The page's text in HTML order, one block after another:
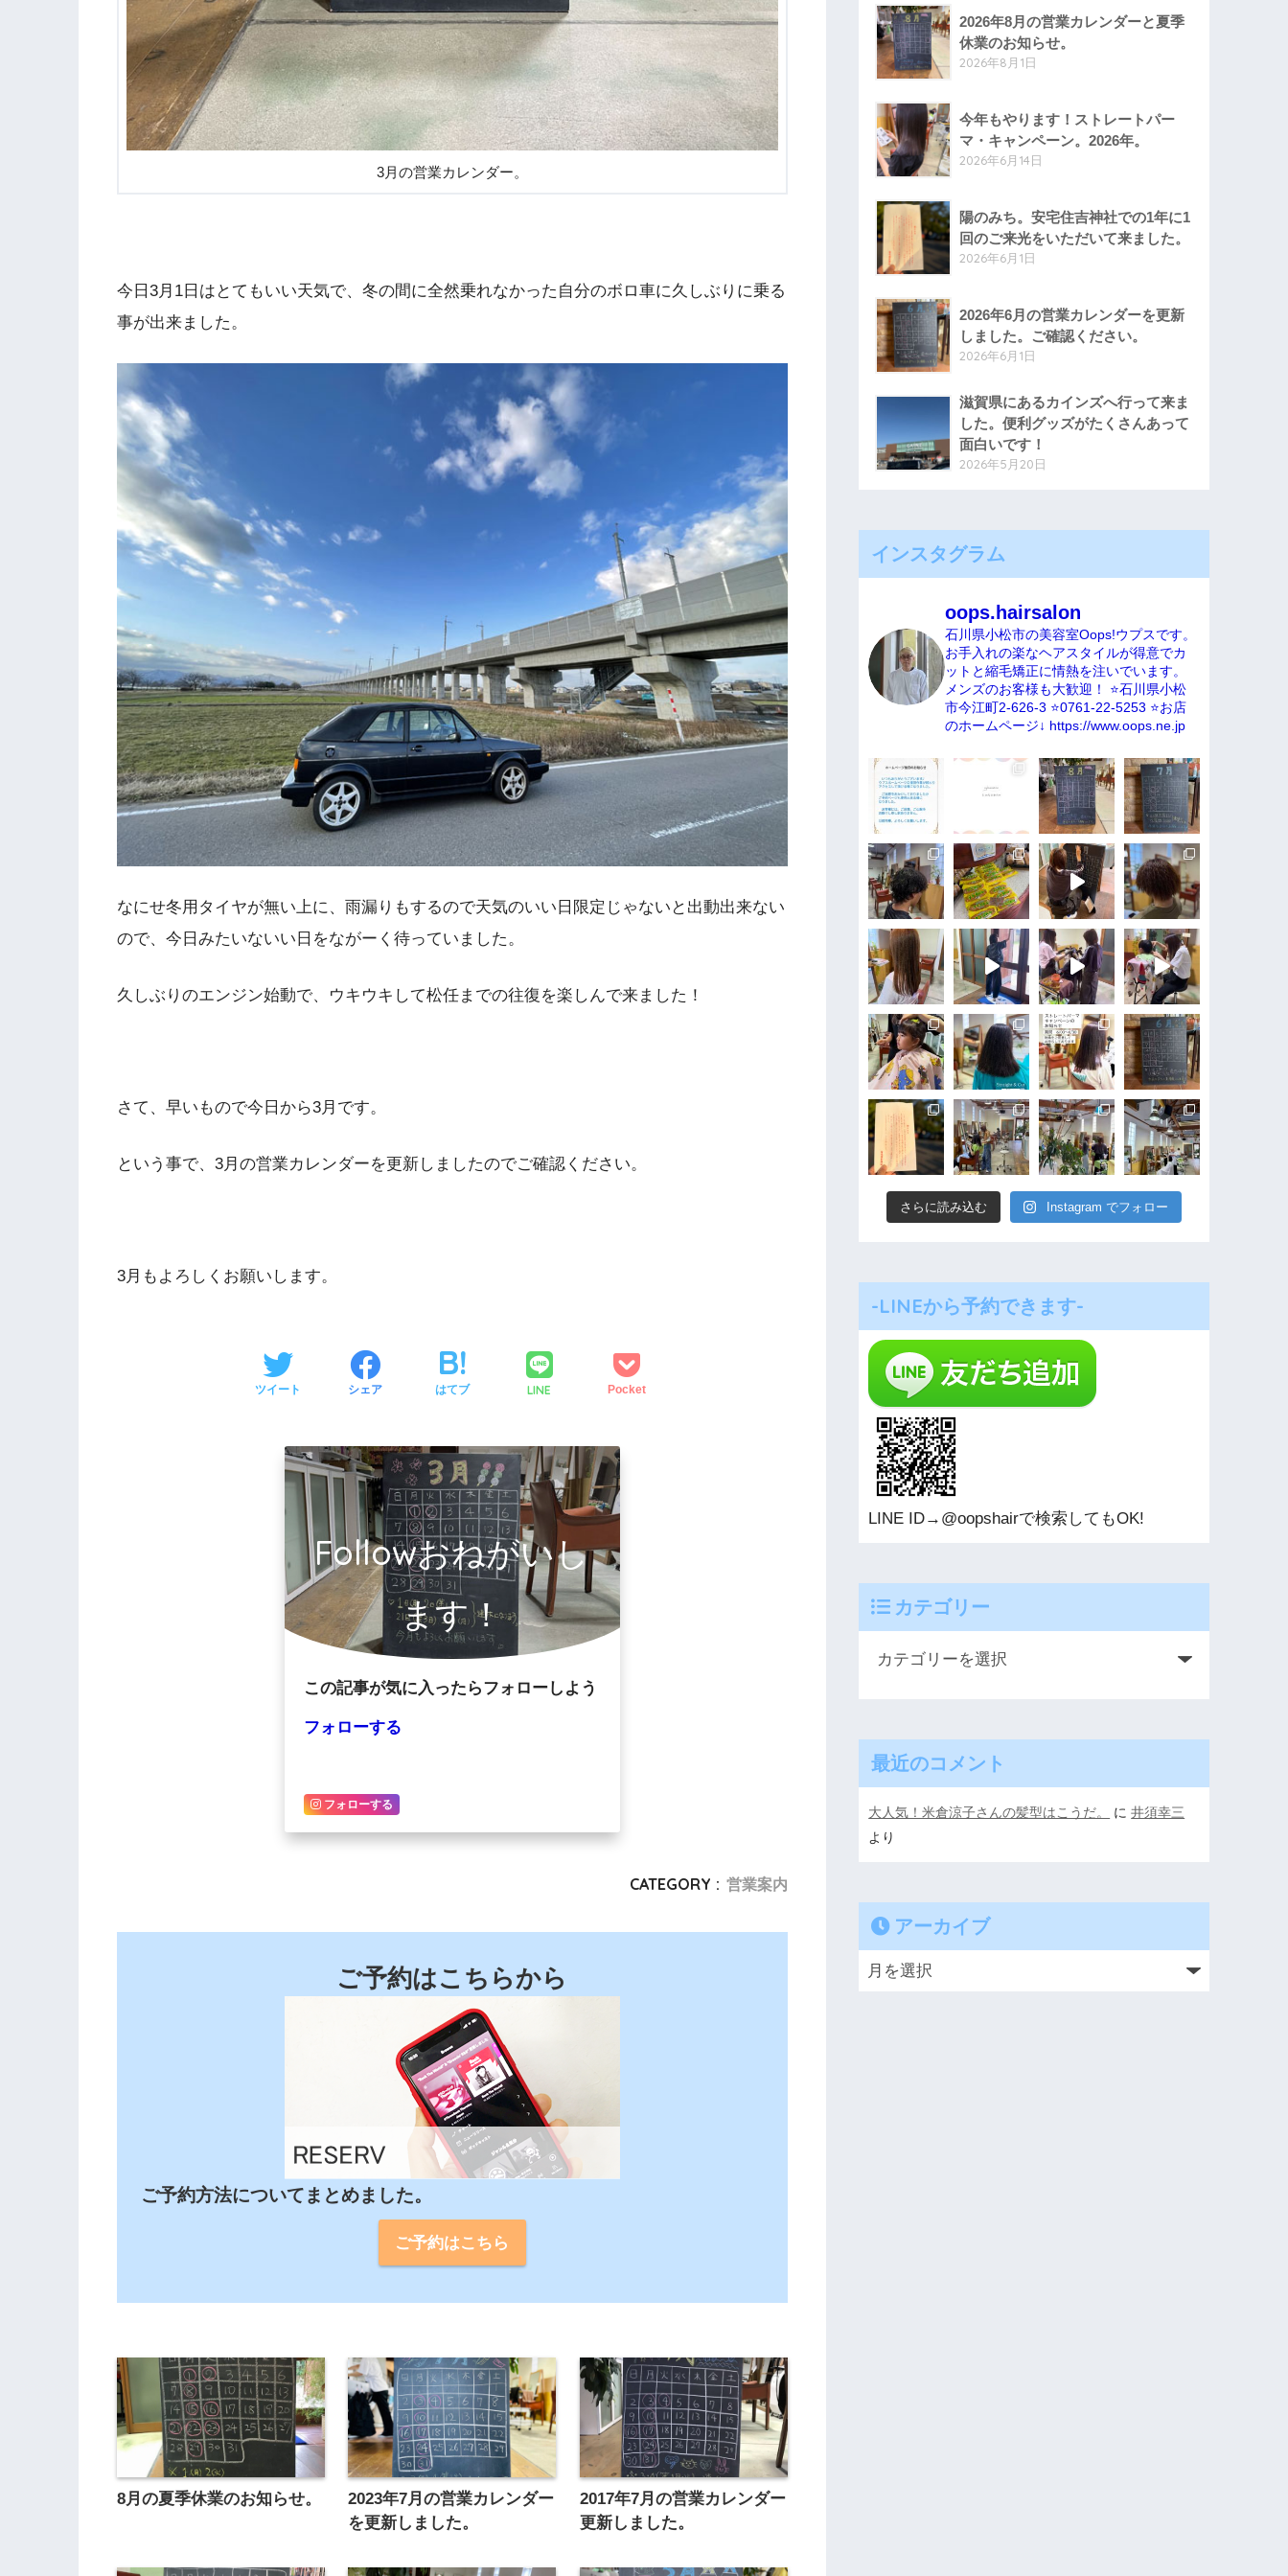
3月の営業カレンダー。
今日3月1日はとてもいい天気で、冬の間に全然乗れなかった自分のボロ車に久しぶりに乗る
事が出来ました。
なにせ冬用タイヤが無い上に、雨漏りもするので天気のいい日限定じゃないと出動出来ない
ので、今日みたいないい日をながーく待っていました。
久しぶりのエンジン始動で、ウキウキして松任までの往復を楽しんで来ました！
さて、早いもので今日から3月です。
という事で、3月の営業カレンダーを更新しましたのでご確認ください。
3月もよろしくお願いします。
ツイート シェア はてブ LINE Pocket
Followおねがいし
ます！
この記事が気に入ったらフォローしよう
フォローする
フォローする
CATEGORY : 営業案内
ご予約はこちらから
ご予約方法についてまとめました。
ご予約はこちら
8月の夏季休業のお知らせ。
2023年7月の営業カレンダー
を更新しました。
2017年7月の営業カレンダー
更新しました。
2026年8月の営業カレンダーと夏季
休業のお知らせ。
2026年8月1日
今年もやります！ストレートパー
マ・キャンペーン。2026年。
2026年6月14日
陽のみち。安宅住吉神社での1年に1
回のご来光をいただいて来ました。
2026年6月1日
2026年6月の営業カレンダーを更新
しました。ご確認ください。
2026年6月1日
滋賀県にあるカインズへ行って来ま
した。便利グッズがたくさんあって
面白いです！
2026年5月20日
インスタグラム
oops.hairsalon
石川県小松市の美容室Oops!ウプスです。
お手入れの楽なヘアスタイルが得意でカ
ットと縮毛矯正に情熱を注いでいます。
メンズのお客様も大歓迎！
⭐️石川県小松
市今江町2-626-3 ⭐️0761-22-5253 ⭐️お店
のホームページ↓ https://www.oops.ne.jp
さらに読み込む Instagram でフォロー
-LINEから予約できます-
LINE ID→@oopshairで検索してもOK!
カテゴリー
最近のコメント
大人気！米倉涼子さんの髪型はこうだ。 に井須幸三
より
アーカイブ